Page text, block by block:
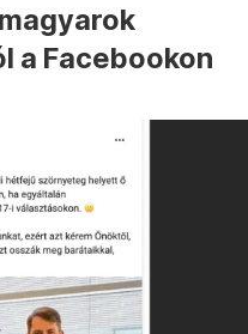
a Facebookon